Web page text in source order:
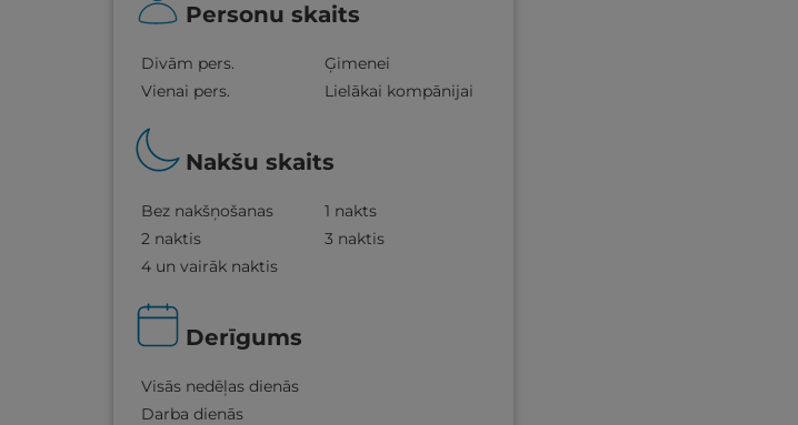
Personu skaits
Divām pers.
Ģimenei
Vienai pers.
Lielākai kompānijai
Nakšu skaits
Bez nakšņošanas
1 nakts
2 naktis
3 naktis
4 un vairāk naktis
Derīgums
Visās nedēļas dienās
Darba dienās